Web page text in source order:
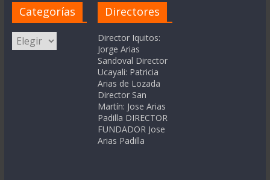
Categorías
Categorías
Directores
Director Iquitos:
Jorge Arias
Sandoval Director
Ucayali: Patricia
Arias de Lozada
Director San
Martín: Jose Arias
Padilla DIRECTOR
FUNDADOR Jose
Arias Padilla